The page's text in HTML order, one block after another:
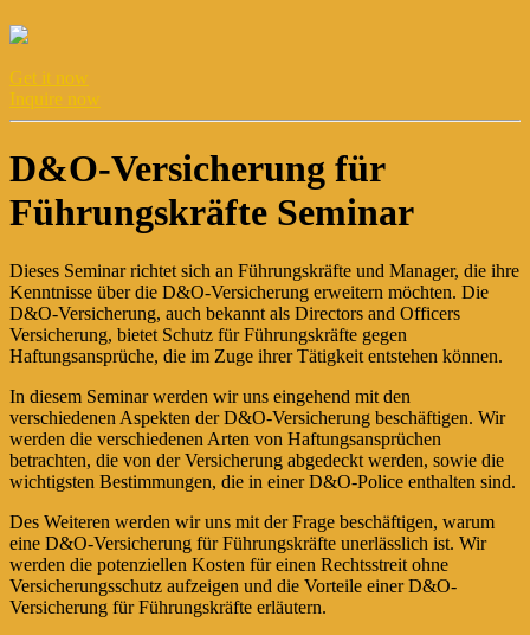
Get it now
Inquire now
D&O-Versicherung für
Führungskräfte Seminar
Dieses Seminar richtet sich an Führungskräfte und Manager, die ihre
Kenntnisse über die D&O-Versicherung erweitern möchten. Die
D&O-Versicherung, auch bekannt als Directors and Officers
Versicherung, bietet Schutz für Führungskräfte gegen
Haftungsansprüche, die im Zuge ihrer Tätigkeit entstehen können.
In diesem Seminar werden wir uns eingehend mit den
verschiedenen Aspekten der D&O-Versicherung beschäftigen. Wir
werden die verschiedenen Arten von Haftungsansprüchen
betrachten, die von der Versicherung abgedeckt werden, sowie die
wichtigsten Bestimmungen, die in einer D&O-Police enthalten sind.
Des Weiteren werden wir uns mit der Frage beschäftigen, warum
eine D&O-Versicherung für Führungskräfte unerlässlich ist. Wir
werden die potenziellen Kosten für einen Rechtsstreit ohne
Versicherungsschutz aufzeigen und die Vorteile einer D&O-
Versicherung für Führungskräfte erläutern.